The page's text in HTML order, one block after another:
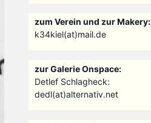
zum Verein und zur Makery:
k34kiel(at)mail.de
zur Galerie Onspace:
Detlef Schlagheck:
dedl(at)alternativ.net